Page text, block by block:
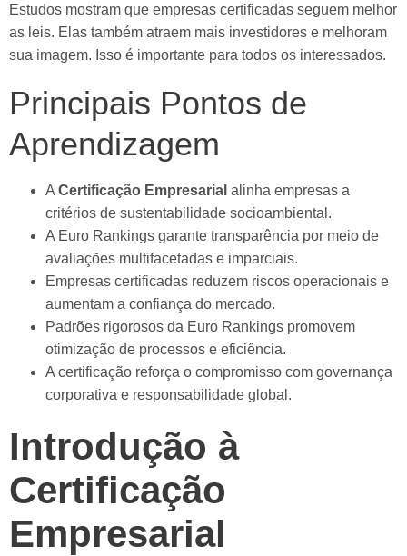
Estudos mostram que empresas certificadas seguem melhor
as leis. Elas também atraem mais investidores e melhoram
sua imagem. Isso é importante para todos os interessados.
Principais Pontos de
Aprendizagem
A Certificação Empresarial alinha empresas a
critérios de sustentabilidade socioambiental.
A Euro Rankings garante transparência por meio de
avaliações multifacetadas e imparciais.
Empresas certificadas reduzem riscos operacionais e
aumentam a confiança do mercado.
Padrões rigorosos da Euro Rankings promovem
otimização de processos e eficiência.
A certificação reforça o compromisso com governança
corporativa e responsabilidade global.
Introdução à
Certificação
Empresarial